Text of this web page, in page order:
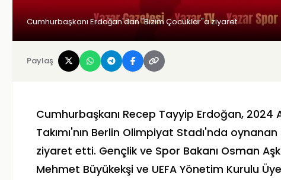
Cumhurbaşkanı Erdoğan'dan "Bizim Çocuklar"a ziyaret
Paylaş
Cumhurbaşkanı Recep Tayyip Erdoğan,
Takımı'nın Berlin Olimpiyat Stadı'nda
ziyaret etti. Gençlik ve Spor Bakanı Osman
Mehmet Büyükekşi ve UEFA Yönetim Kurulu